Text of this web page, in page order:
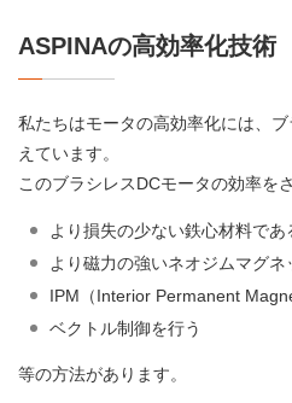
ASPINAの高効率化技術
私たちはモータの高効率化には、
えています。
このブラシレスDCモータの効率を
より損失の少ない鉄心材料で
より磁力の強いネオジムマグネ
IPM（Interior Permanent
ベクトル制御を行う
等の方法があります。